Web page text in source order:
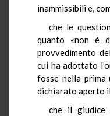
inammissibili e,
che le
quanto «non è
provvedimento
cui ha adottato
fosse nella
dichiarato aperto
che il giudice